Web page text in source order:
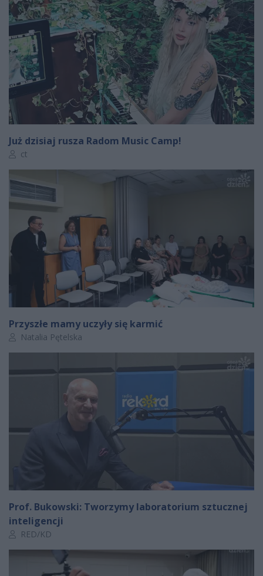
Już dzisiaj rusza Radom Music Camp!
Autor artykułu:
ct
Przyszłe mamy uczyły się karmić
Autor artykułu:
Natalia Pętelska
Prof. Bukowski: Tworzymy laboratorium sztucznej
inteligencji
Autor artykułu:
RED/KD